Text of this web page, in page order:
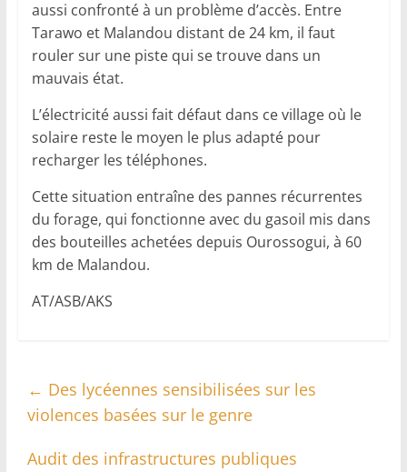
aussi confronté à un problème d’accès. Entre
Tarawo et Malandou distant de 24 km, il faut
rouler sur une piste qui se trouve dans un
mauvais état.
L’électricité aussi fait défaut dans ce village où le
solaire reste le moyen le plus adapté pour
recharger les téléphones.
Cette situation entraîne des pannes récurrentes
du forage, qui fonctionne avec du gasoil mis dans
des bouteilles achetées depuis Ourossogui, à 60
km de Malandou.
AT/ASB/AKS
← Des lycéennes sensibilisées sur les
violences basées sur le genre
Audit des infrastructures publiques